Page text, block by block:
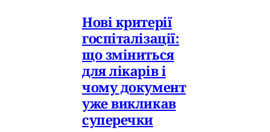
Нові критерії
госпіталізації:
що зміниться
для лікарів і
чому документ
уже викликав
суперечки